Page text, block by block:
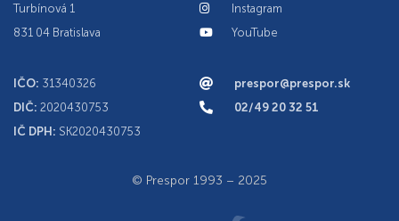
Turbínová 1
831 04 Bratislava
IČO: 31340326
DIČ: 2020430753
IČ DPH: SK2020430753
Instagram
YouTube
prespor@prespor.sk
02/49 20 32 51
© Prespor 1993 – 2025